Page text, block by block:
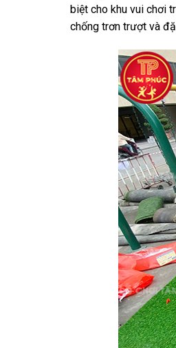
biệt cho khu vui chơi
chống trơn trượt và